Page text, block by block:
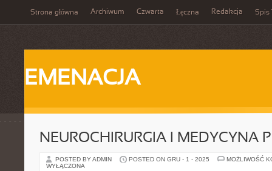
Strona główna Archiwum Czwarta Łęczna Redakcja Spis
EMENACJA
NEUROCHIRURGIA I MEDYCYNA
POSTED BY ADMIN POSTED ON GRU - 1 - 2025
MOŻLIWOŚĆ
WYŁĄCZONA